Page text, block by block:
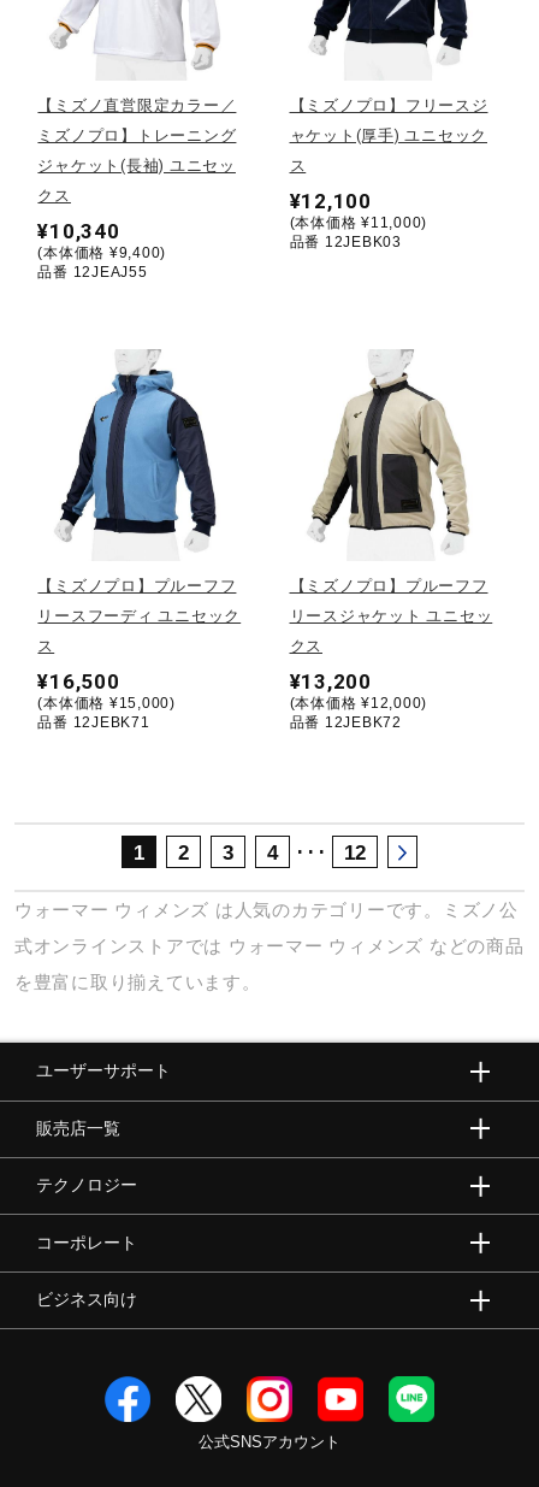
メディカル
コラボ／ライセンス
セール
サポート
直営店一覧
取扱店一覧
【ミズノ直営限定カラー／
ミズノプロ】トレーニング
ジャケット(長袖) ユニセッ
クス
¥10,340
(本体価格 ¥9,400)
品番 12JEAJ55
【ミズノプロ】フリースジ
ャケット(厚手) ユニセック
ス
¥12,100
(本体価格 ¥11,000)
品番 12JEBK03
【ミズノプロ】プルーフフ
リースフーディ ユニセック
ス
¥16,500
(本体価格 ¥15,000)
品番 12JEBK71
【ミズノプロ】プルーフフ
リースジャケット ユニセッ
クス
¥13,200
(本体価格 ¥12,000)
品番 12JEBK72
1 2 3 4 ･･･ 12
ウォーマー ウィメンズ は人気のカテゴリーです。ミズノ公
式オンラインストアでは ウォーマー ウィメンズ などの商品
を豊富に取り揃えています。
ユーザーサポート
販売店一覧
テクノロジー
コーポレート
ビジネス向け
公式SNSアカウント